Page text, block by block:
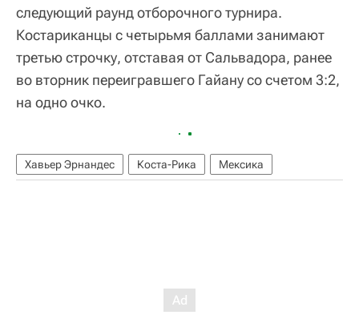
следующий раунд отборочного турнира.
Костариканцы с четырьмя баллами занимают
третью строчку, отставая от Сальвадора, ранее
во вторник переигравшего Гайану со счетом 3:2,
на одно очко.
Хавьер Эрнандес Коста-Рика Мексика